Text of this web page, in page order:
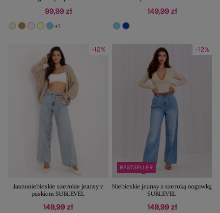
99,99 zł
+1
149,99 zł
-12%
Jasnoniebieskie szerokie jeansy z
paskiem SUBLEVEL
149,99 zł
BESTSELLER
-12%
Niebieskie jeansy z szeroką nogawką
SUBLEVEL
149,99 zł